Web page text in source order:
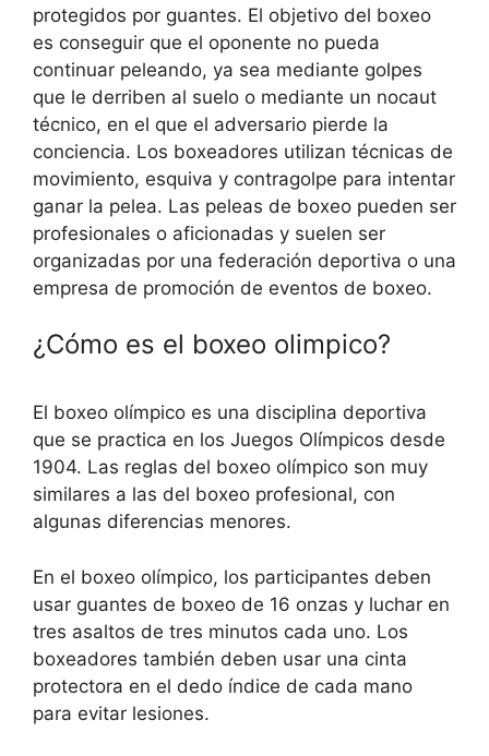
protegidos por guantes. El objetivo del boxeo
es conseguir que el oponente no pueda
continuar peleando, ya sea mediante golpes
que le derriben al suelo o mediante un nocaut
técnico, en el que el adversario pierde la
conciencia. Los boxeadores utilizan técnicas de
movimiento, esquiva y contragolpe para intentar
ganar la pelea. Las peleas de boxeo pueden ser
profesionales o aficionadas y suelen ser
organizadas por una federación deportiva o una
empresa de promoción de eventos de boxeo.
¿Cómo es el boxeo olimpico?
El boxeo olímpico es una disciplina deportiva
que se practica en los Juegos Olímpicos desde
1904. Las reglas del boxeo olímpico son muy
similares a las del boxeo profesional, con
algunas diferencias menores.
En el boxeo olímpico, los participantes deben
usar guantes de boxeo de 16 onzas y luchar en
tres asaltos de tres minutos cada uno. Los
boxeadores también deben usar una cinta
protectora en el dedo índice de cada mano
para evitar lesiones.